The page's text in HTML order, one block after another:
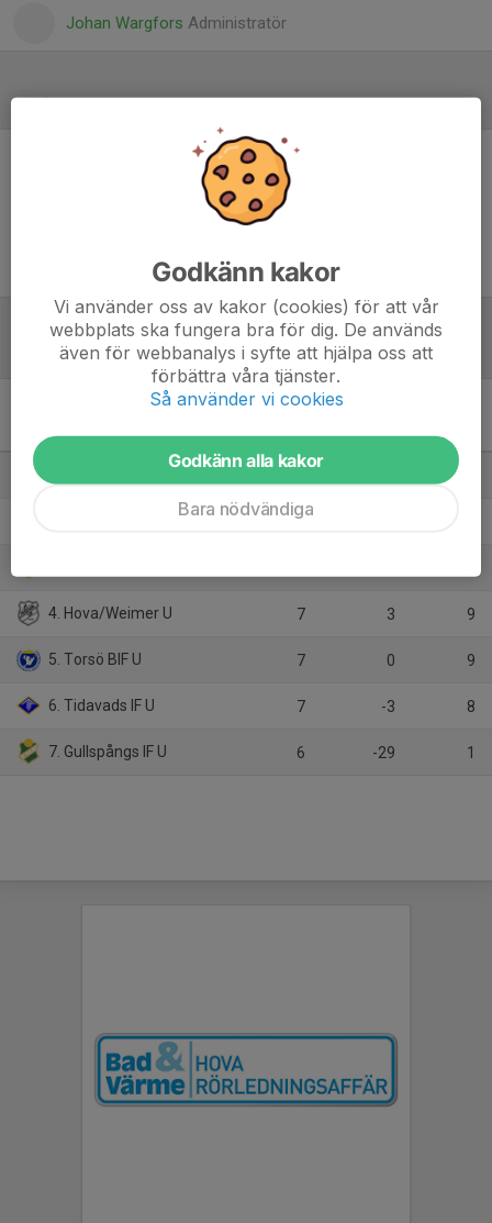
Johan Wargfors Administratör
Referat
Inget referat skrivet
Tabell
Mariestad
M +/-
7
4. Hova/Weimer U 7 3 9
5. Torsö BIF U 7 0 9
6. Tidavads IF U 7 -3 8
7. Gullspångs IF U 6 -29 1
Godkänn kakor
Vi använder oss av kakor (cookies) för att vår
webbplats ska fungera bra för dig. De används
även för webbanalys i syfte att hjälpa oss att
förbättra våra tjänster.
Så använder vi cookies
Godkänn alla kakor
Bara nödvändiga